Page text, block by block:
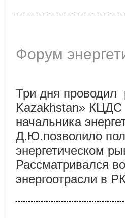
Форум
Три дня проводил
Kazakhstan» КЦДС
начальника
Д.Ю.позволило
энергетическом
Рассматривался
энергоотрасли в